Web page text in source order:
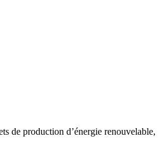
de production d’énergie renouvelable,